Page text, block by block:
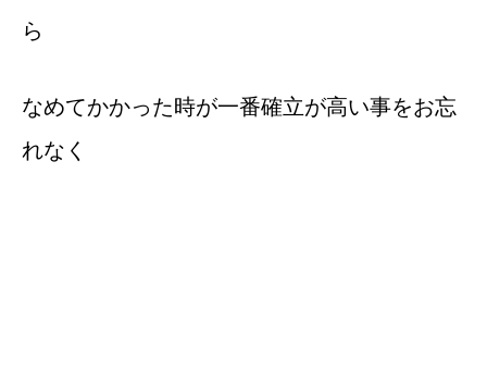
ら
なめてかかった時が一番確立が高い事をお忘
れなく